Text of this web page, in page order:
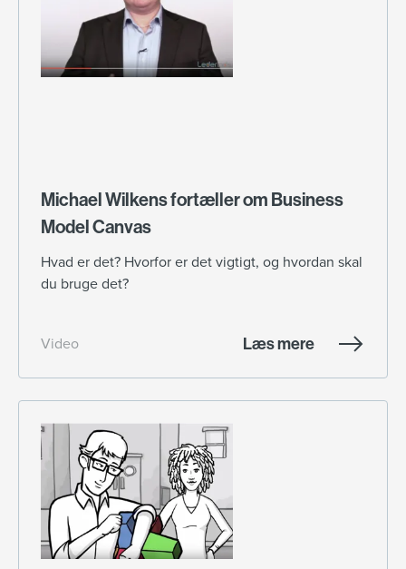
Michael Wilkens fortæller om Business
Model Canvas
Hvad er det? Hvorfor er det vigtigt, og hvordan skal
du bruge det?
Video Læs mere